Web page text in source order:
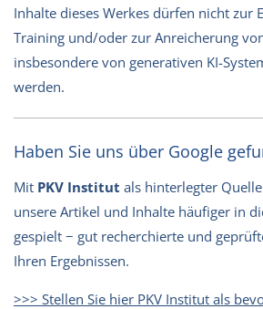
Inhalte dieses Werkes dürfen nicht zur
Training und/oder zur Anreicherung
insbesondere von generativen KI-
werden.
Haben Sie uns über Google
Mit PKV Institut als hinterlegter
unsere Artikel und Inhalte häufiger in
gespielt − gut recherchierte und
Ihren Ergebnissen.
>>> Stellen Sie hier PKV Institut als